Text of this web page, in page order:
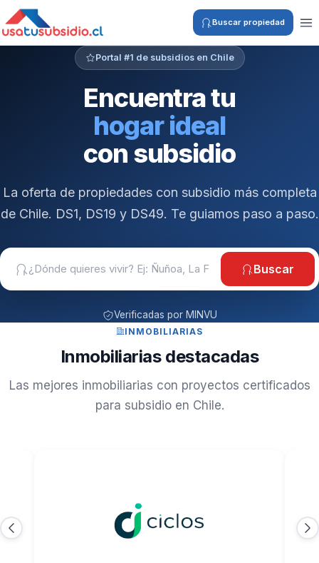
Buscar propiedad
Portal #1 de subsidios en Chile
Encuentra tu
hogar ideal
con subsidio
La oferta de propiedades con subsidio más completa
de Chile. DS1, DS19 y DS49. Te guiamos paso a paso.
Buscar
Verificadas por MINVU
INMOBILIARIAS
Inmobiliarias destacadas
Las mejores inmobiliarias con proyectos certificados
para subsidio en Chile.